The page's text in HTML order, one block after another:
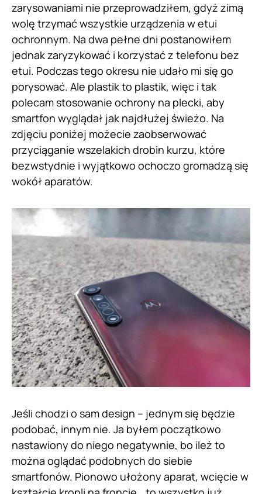
zarysowaniami nie przeprowadziłem, gdyż zimą
wolę trzymać wszystkie urządzenia w etui
ochronnym. Na dwa pełne dni postanowiłem
jednak zaryzykować i korzystać z telefonu bez
etui. Podczas tego okresu nie udało mi się go
porysować. Ale plastik to plastik, więc i tak
polecam stosowanie ochrony na plecki, aby
smartfon wyglądał jak najdłużej świeżo. Na
zdjęciu poniżej możecie zaobserwować
przyciąganie wszelakich drobin kurzu, które
bezwstydnie i wyjątkowo ochoczo gromadzą się
wokół aparatów.
Jeśli chodzi o sam design – jednym się będzie
podobać, innym nie. Ja byłem początkowo
nastawiony do niego negatywnie, bo ileż to
można oglądać podobnych do siebie
smartfonów. Pionowo ułożony aparat, wcięcie w